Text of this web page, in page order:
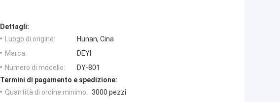
Dettagli:
Luogo di origine:
Hunan, Cina
Marca:
DEYI
Numero di modello:
DY-801
Termini di pagamento e spedizione:
Quantità di ordine minimo: 3000 pezzi